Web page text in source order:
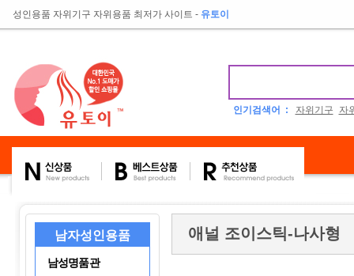
성인용품 자위기구 자위용품 최저가 사이트 - 유토이
인기검색어 : 자위기구 자
남자성인용품
남성명품관
애널 조이스틱-나사형